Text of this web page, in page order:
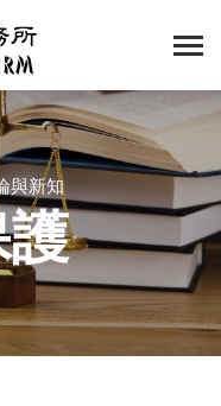
與新知